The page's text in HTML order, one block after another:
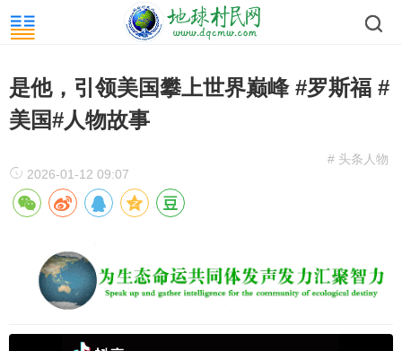
是他，引领美国攀上世界巅峰 #罗斯福 #
美国#人物故事
# 头条人物
2026-01-12 09:07